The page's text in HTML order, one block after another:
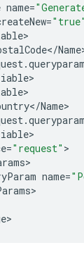
name=
="true"
</Name
.queryparam
</Name
.queryparam
="request"
name=